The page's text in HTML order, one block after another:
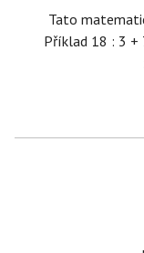
Tato
Příklad 18 : 3 +